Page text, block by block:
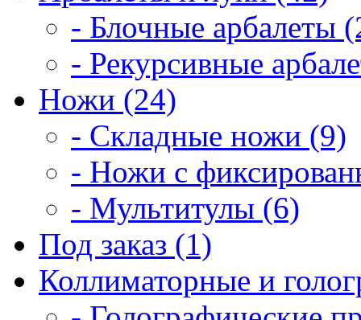
- Блочные арбалеты
- Рекурсивные
Ножи (24)
- Складные ножи (9)
- Ножи с
- Мультитулы (6)
Под заказ (1)
Коллиматорные и